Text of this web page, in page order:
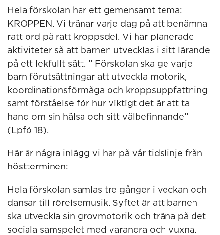
Hela förskolan har ett gemensamt tema:
KROPPEN. Vi tränar varje dag på att benämna
rätt ord på rätt kroppsdel. Vi har planerade
aktiviteter så att barnen utvecklas i sitt lärande
på ett lekfullt sätt. ’’ Förskolan ska ge varje
barn förutsättningar att utveckla motorik,
koordinationsförmåga och kroppsuppfattning
samt förståelse för hur viktigt det är att ta
hand om sin hälsa och sitt välbefinnande’’
(Lpfö 18).
Här är några inlägg vi har på vår tidslinje från
höstterminen:
Hela förskolan samlas tre gånger i veckan och
dansar till rörelsemusik. Syftet är att barnen
ska utveckla sin grovmotorik och träna på det
sociala samspelet med varandra och vuxna.